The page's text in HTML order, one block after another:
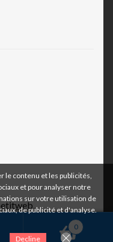
.
0
le contenu et les publicités,
et pour analyser notre
sur votre utilisation de
de publicité et d'analyse.
Decline